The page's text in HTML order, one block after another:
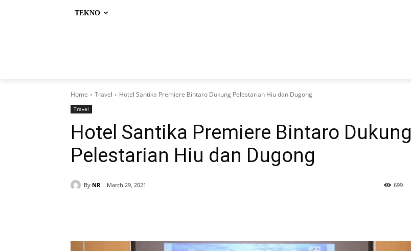
TEKNO
Home Travel Hotel Santika Premiere Bintaro Dukung Pelestarian Hiu dan Dugong
Travel
Hotel Santika Premiere Bintaro Dukung
Pelestarian Hiu dan Dugong
By NR March 29, 2021 699